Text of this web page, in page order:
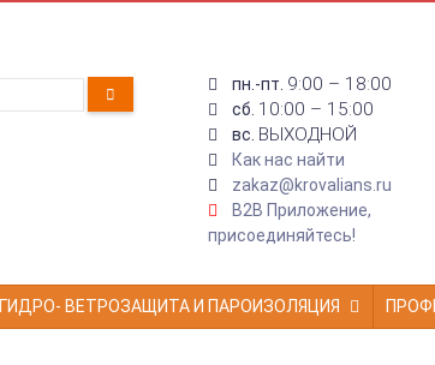
пн.-пт. 9:00 – 18:00
сб. 10:00 – 15:00
вс. ВЫХОДНОЙ
Как нас найти
zakaz@krovalians.ru
B2B Приложение,
присоединяйтесь!
ГИДРО- ВЕТРОЗАЩИТА И ПАРОИЗОЛЯЦИЯ